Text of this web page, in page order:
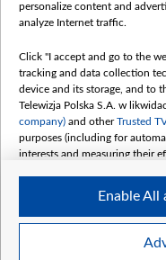
personalize content and
analyze Internet traffic.
Click "I accept and go to the
tracking and data collection
device and its storage, and to
Telewizja Polska S.A. w
company) and otherTrusted
purposes (including for
interests and measuring their
The purposes of processing
follows:
Use limited data to
Enable